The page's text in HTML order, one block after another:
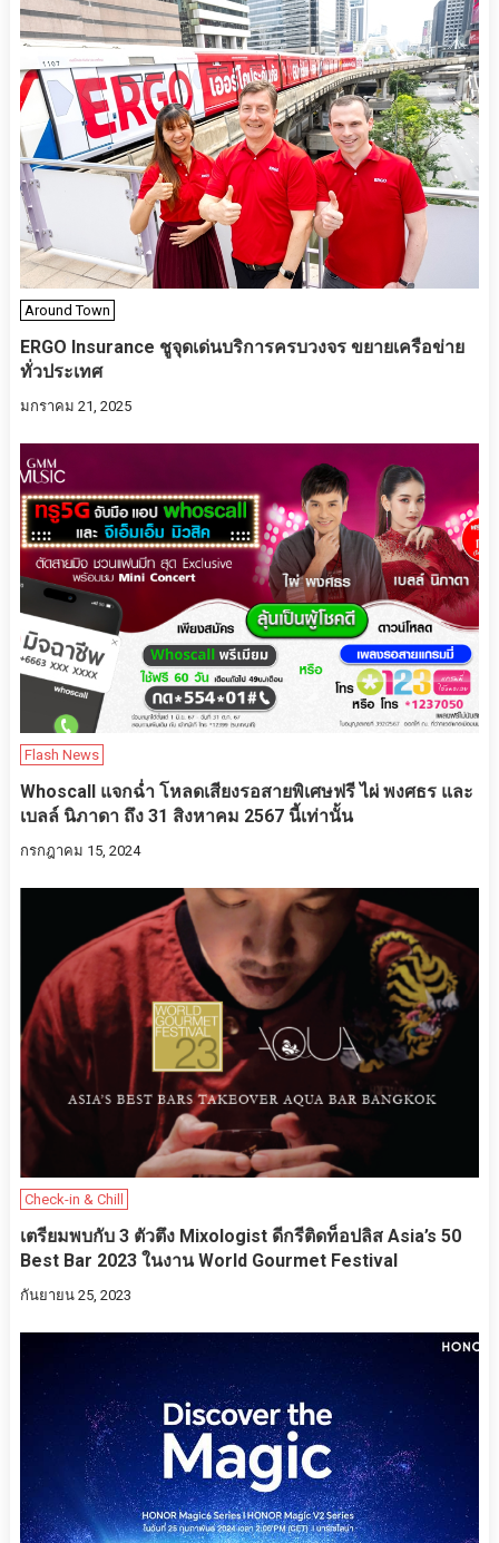
Around Town
ERGO Insurance ชูจุดเด่นบริการครบวงจร ขยายเครือข่าย
ทั่วประเทศ
มกราคม 21, 2025
Flash News
Whoscall แจกฉ่ำ โหลดเสียงรอสายพิเศษฟรี ไผ่ พงศธร และ
เบลล์ นิภาดา ถึง 31 สิงหาคม 2567 นี้เท่านั้น
กรกฎาคม 15, 2024
Check-in & Chill
เตรียมพบกับ 3 ตัวตึง Mixologist ดีกรีติดท็อปลิส Asia’s 50
Best Bar 2023 ในงาน World Gourmet Festival
กันยายน 25, 2023